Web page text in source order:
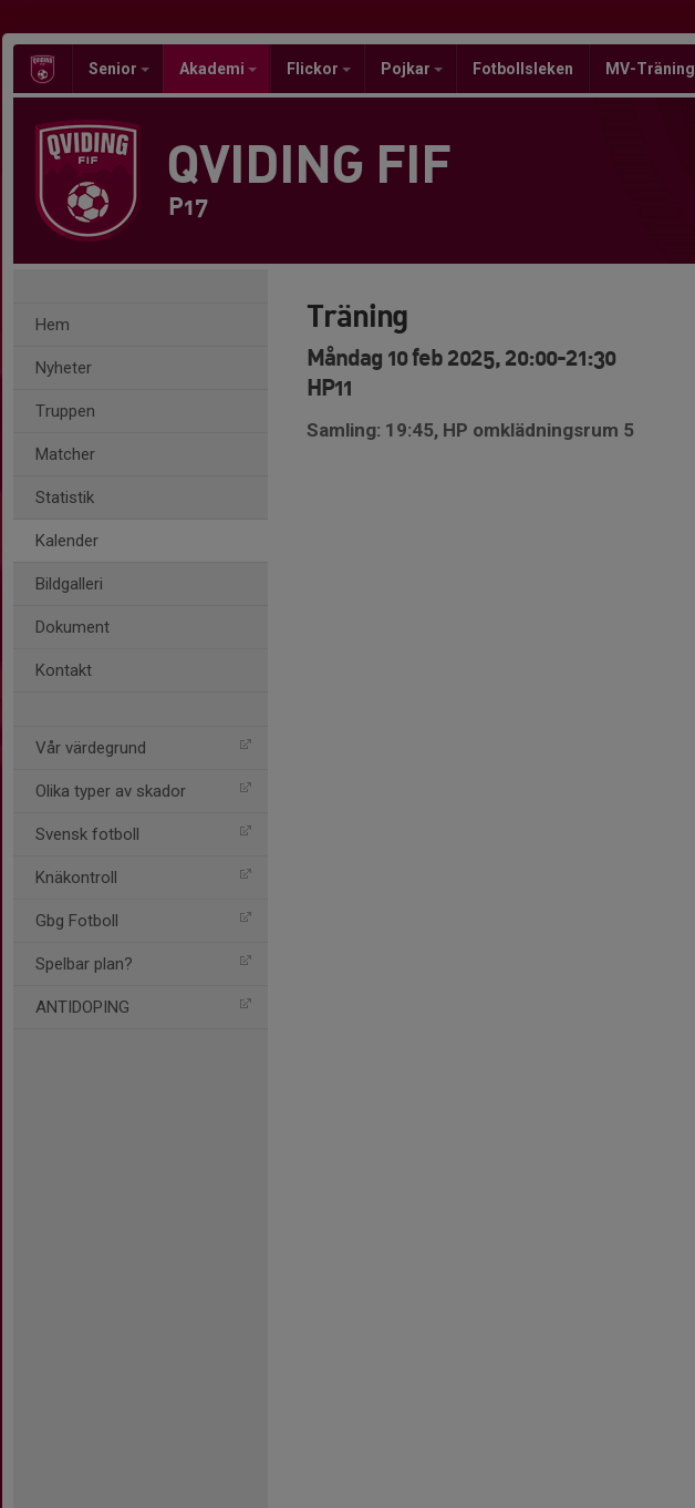
Senior Akademi Flickor Pojkar Fotbollsleken MV-Träning
QVIDING FIF
P17
Hem
Nyheter
Truppen
Matcher
Statistik
Kalender
Bildgalleri
Dokument
Kontakt
Vår värdegrund
Olika typer av skador
Svensk fotboll
Knäkontroll
Gbg Fotboll
Spelbar plan?
ANTIDOPING
Träning
Måndag 10 feb 2025, 20:00-21:30
HP11
Samling: 19:45, HP omklädningsrum 5